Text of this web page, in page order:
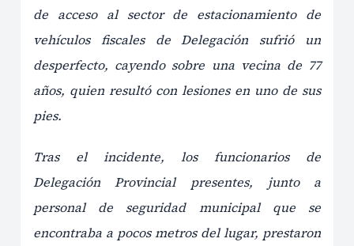
de acceso al sector de estacionamiento de
vehículos fiscales de Delegación sufrió un
desperfecto, cayendo sobre una vecina de 77
años, quien resultó con lesiones en uno de sus
pies.
Tras el incidente, los funcionarios de
Delegación Provincial presentes, junto a
personal de seguridad municipal que se
encontraba a pocos metros del lugar, prestaron